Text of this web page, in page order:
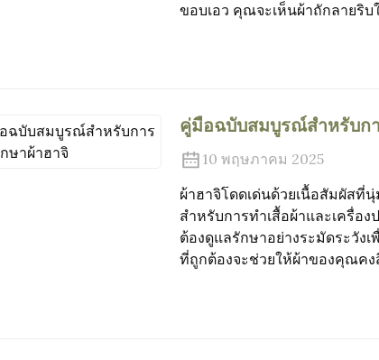
ขอบเอว คุณจะเห็นผ้าถักลายริบ
คู่มือฉบับสมบูรณ์สำหรับก
10 พฤษภาคม 2025
ผ้าฮาจิโดดเด่นด้วยเนื้อสัมผัสที่
สำหรับการทำเสื้อผ้าและเครื่อ
ต้องดูแลรักษาอย่างระมัดระวัง
ที่ถูกต้องจะช่วยให้ผ้าของคุณคง